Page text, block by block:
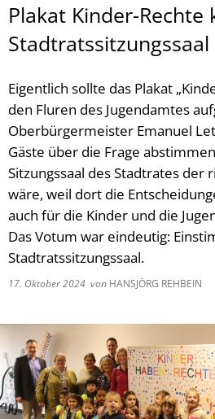
Plakat Kinder-
Stadtratssitzungssaal
Eigentlich sollte das Plakat
den Fluren des Jugendamtes
Oberbürgermeister Emanuel
Gäste über die Frage
Sitzungssaal des Stadtrates der
wäre, weil dort die
auch für die Kinder und die
Das Votum war eindeutig:
Stadtratssitzungssaal.
17. Oktober 2024 von HANSJÖRG REHBEIN